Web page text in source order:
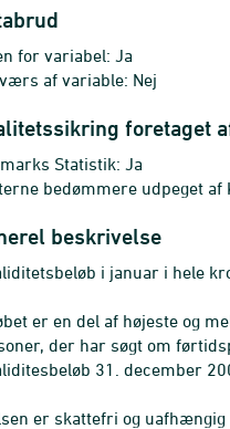
for variabel: Ja
af variable: Nej
foretaget
Statistik: Ja
bedømmere udpeget af
beskrivelse
i januar i hele
er en del af højeste og
der har søgt om
31. december
er skattefri og uafhængig